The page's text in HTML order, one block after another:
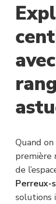
Quand
première
de
Perreux-
solutions